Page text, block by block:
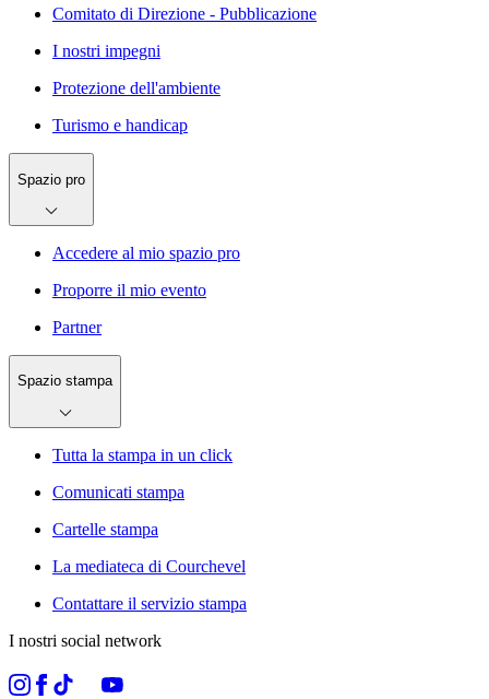
Comitato di Direzione - Pubblicazione
I nostri impegni
Protezione dell'ambiente
Turismo e handicap
Spazio pro
Accedere al mio spazio pro
Proporre il mio evento
Partner
Spazio stampa
Tutta la stampa in un click
Comunicati stampa
Cartelle stampa
La mediateca di Courchevel
Contattare il servizio stampa
I nostri social network